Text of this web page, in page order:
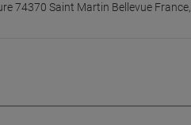
74370 Saint Martin Bellevue France,